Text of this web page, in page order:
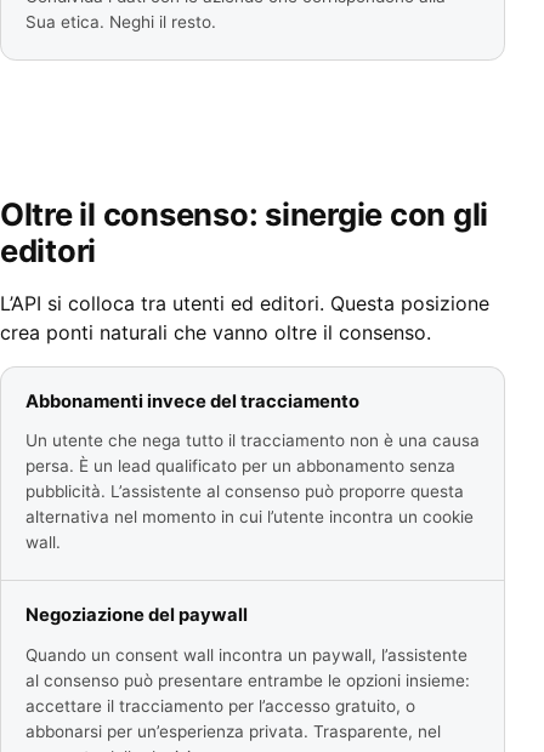
Sua etica. Neghi il resto.
Oltre il consenso: sinergie con gli
editori
L’API si colloca tra utenti ed editori. Questa posizione
crea ponti naturali che vanno oltre il consenso.
Abbonamenti invece del tracciamento
Un utente che nega tutto il tracciamento non è una causa
persa. È un lead qualificato per un abbonamento senza
pubblicità. L’assistente al consenso può proporre questa
alternativa nel momento in cui l’utente incontra un cookie
wall.
Negoziazione del paywall
Quando un consent wall incontra un paywall, l’assistente
al consenso può presentare entrambe le opzioni insieme:
accettare il tracciamento per l’accesso gratuito, o
abbonarsi per un’esperienza privata. Trasparente, nel